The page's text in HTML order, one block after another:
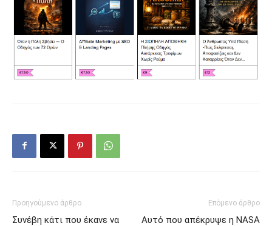
Προηγούμενο άρθρο
Συνέβη κάτι που έκανε να
Επόμενο άρθρο
Αυτό που απέκρυψε η NASA